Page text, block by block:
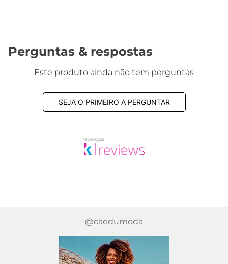
Perguntas & respostas
Este produto ainda não tem perguntas
SEJA O PRIMEIRO A PERGUNTAR
@caedumoda